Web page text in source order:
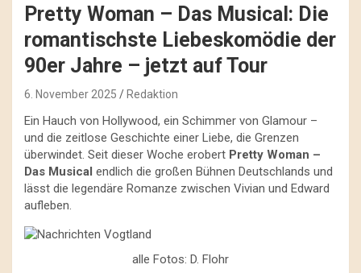
Pretty Woman – Das Musical: Die
romantischste Liebeskomödie der
90er Jahre – jetzt auf Tour
6. November 2025 Redaktion
Ein Hauch von Hollywood, ein Schimmer von Glamour –
und die zeitlose Geschichte einer Liebe, die Grenzen
überwindet. Seit dieser Woche erobert Pretty Woman –
Das Musical endlich die großen Bühnen Deutschlands und
lässt die legendäre Romanze zwischen Vivian und Edward
aufleben.
alle Fotos: D. Flohr